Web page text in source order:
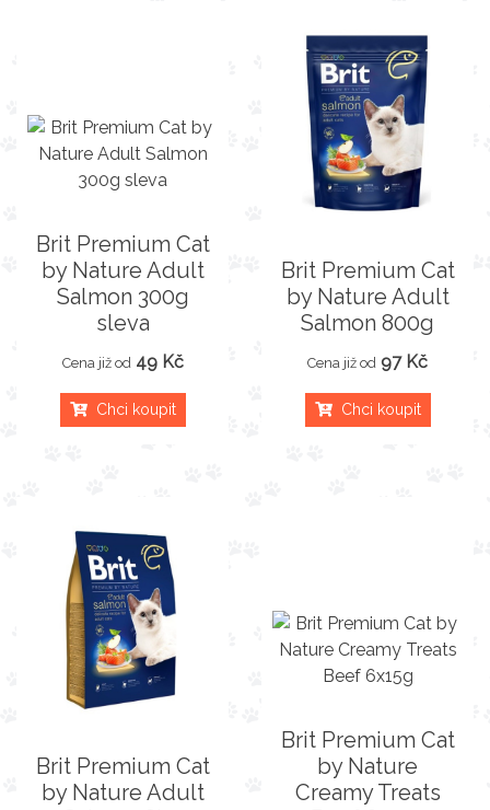
Brit Premium Cat
by Nature Adult
Salmon 300g
sleva
Cena již od 49 Kč
Chci koupit
Brit Premium Cat
by Nature Adult
Salmon 800g
Cena již od 97 Kč
Chci koupit
Brit Premium Cat
by Nature Adult
Brit Premium Cat
by Nature
Creamy Treats